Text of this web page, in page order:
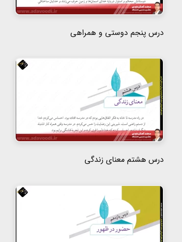
درس پنجم دوستی و همراهی
درس هشتم معنای زندگی